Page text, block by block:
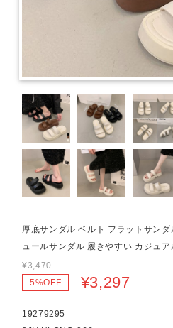
厚底サンダル ベルト フラットサン
ュールサンダル 履きやすい カジュア
¥3,470
5%OFF
¥3,297
19279295